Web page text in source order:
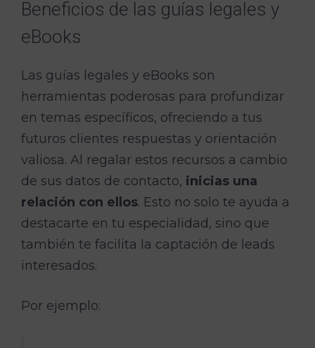
Beneficios de las guías legales y
eBooks
Las guías legales y eBooks son
herramientas poderosas para profundizar
en temas específicos, ofreciendo a tus
futuros clientes respuestas y orientación
valiosa. Al regalar estos recursos a cambio
de sus datos de contacto, inicias una
relación con ellos. Esto no solo te ayuda a
destacarte en tu especialidad, sino que
también te facilita la captación de leads
interesados.
Por ejemplo: